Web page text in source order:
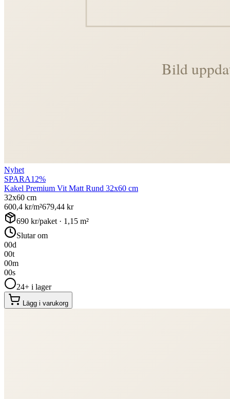
Nyhet
SPARA12%
Kakel Premium Vit Matt Rund 32x60 cm
32x60 cm
600,4 kr/m²679,44 kr
690 kr/paket · 1,15 m²
Slutar om
00d
00t
00m
00s
24+ i lager
Lägg i varukorg